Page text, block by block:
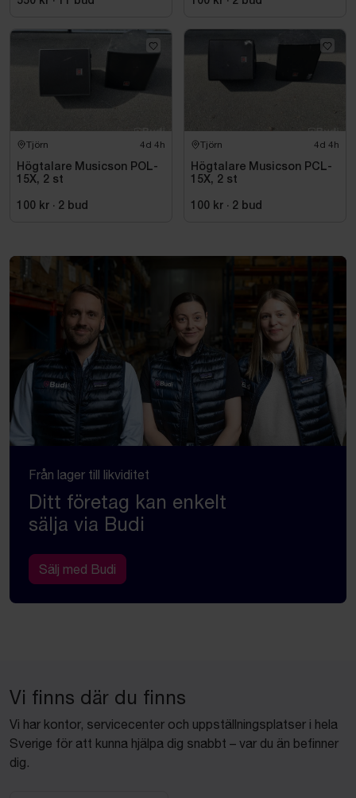
Tjörn 4d 4h
Högtalare Musicson POL-
15X, 2 st
100 kr · 2 bud
Tjörn 4d 4h
Högtalare Musicson PCL-
15X, 2 st
100 kr · 2 bud
Från lager till likviditet
Ditt företag kan enkelt
sälja via Budi
Sälj med Budi
Vi finns där du finns
Vi har kontor, servicecenter och uppställningsplatser i hela
Sverige för att kunna hjälpa dig snabbt – var du än befinner
dig.